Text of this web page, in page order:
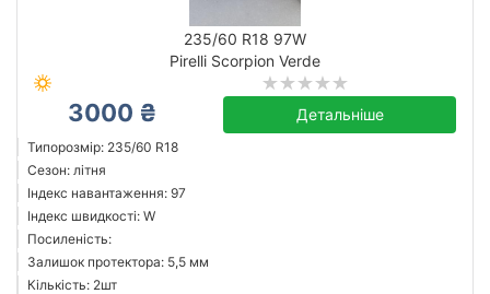
235/60 R18 97W
Pirelli Scorpion Verde
3000 ₴ Детальніше
Типорозмір: 235/60 R18
Сезон: літня
Індекс навантаження: 97
Індекс швидкості: W
Посиленість:
Залишок протектора: 5,5 мм
Кількість: 2шт